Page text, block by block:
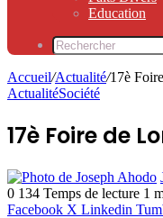
Education
Accueil/Actualité/17è
ActualitéSociété
17è Foire de
0 134 Temps de lecture 1
Facebook X Linkedin